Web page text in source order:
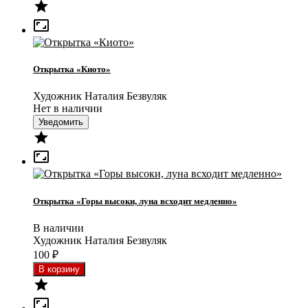


Открытка «Киото»
Художник Наталия Безвуляк
Нет в наличии
Уведомить


Открытка «Горы высоки, луна всходит медленно»
В наличии
Художник Наталия Безвуляк
100 ₽

